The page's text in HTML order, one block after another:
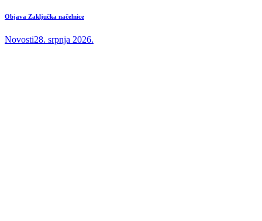
Objava Zaključka načelnice
Novosti28. srpnja 2026.